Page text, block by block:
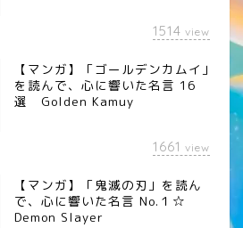
1514 view
【マンガ】「ゴールデンカムイ」
を読んで、心に響いた名言 16
選 Golden Kamuy
1661 view
【マンガ】「鬼滅の刃」を読ん
で、心に響いた名言 No.１☆
Demon Slayer